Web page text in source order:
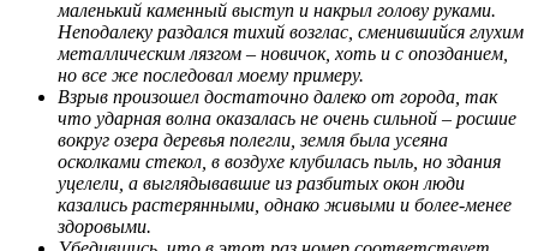
маленький каменный выступ и накрыл голову руками.
Неподалеку раздался тихий возглас, сменившийся глухим
металлическим лязгом – новичок, хоть и с опозданием,
но все же последовал моему примеру.
Взрыв произошел достаточно далеко от города, так
что ударная волна оказалась не очень сильной – росшие
вокруг озера деревья полегли, земля была усеяна
осколками стекол, в воздухе клубилась пыль, но здания
уцелели, а выглядывавшие из разбитых окон люди
казались растерянными, однако живыми и более-менее
здоровыми.